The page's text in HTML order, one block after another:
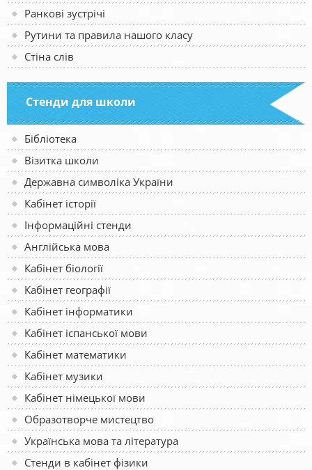
Ранкові зустрічі
Рутини та правила нашого класу
Стіна слів
Стенди для школи
Бібліотека
Візитка школи
Державна символіка України
Кабінет історії
Інформаційні стенди
Англійська мова
Кабінет біології
Кабінет географії
Кабінет інформатики
Кабінет іспанської мови
Кабінет математики
Кабінет музики
Кабінет німецької мови
Образотворче мистецтво
Українська мова та література
Стенди в кабінет фізики